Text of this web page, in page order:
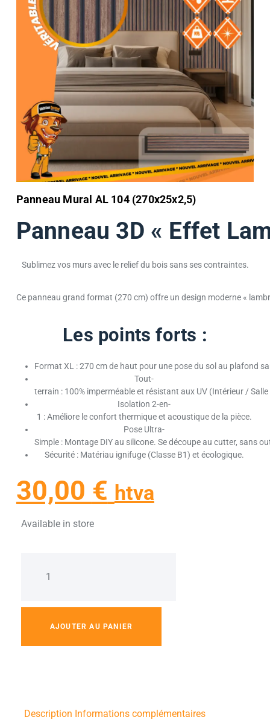
Panneau Mural AL 104 (270x25x2,5)
Panneau 3D « Effet
Sublimez vos murs avec le relief du bois sans ses contraintes.
Ce panneau grand format (270 cm) offre un design moderne «
Les points forts :
Format XL : 270 cm de haut pour une pose du sol au plafond
Tout-
terrain : 100% imperméable et résistant aux UV (Intérieur /
Isolation 2-en-
1 : Améliore le confort thermique et acoustique de la pièce.
Pose Ultra-
Simple : Montage DIY au silicone. Se découpe au cutter, sans
Sécurité : Matériau ignifuge (Classe B1) et écologique.
30,00 € htva
Available in store
AJOUTER AU PANIER
Description Informations complémentaires